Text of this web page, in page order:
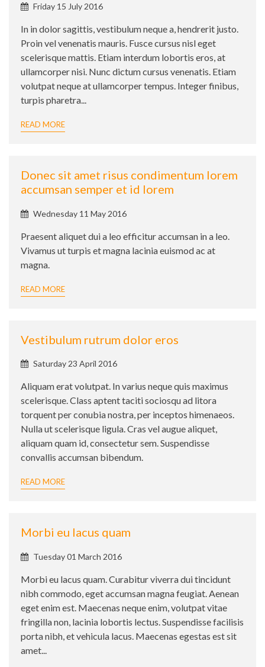
Published
Friday 15 July 2016
In in dolor sagittis, vestibulum neque a, hendrerit justo.
Proin vel venenatis mauris. Fusce cursus nisl eget
scelerisque mattis. Etiam interdum lobortis eros, at
ullamcorper nisi. Nunc dictum cursus venenatis. Etiam
volutpat neque at ullamcorper tempus. Integer finibus,
turpis pharetra...
READ MORE
Donec sit amet risus condimentum lorem
accumsan semper et id lorem
Published
Wednesday 11 May 2016
Praesent aliquet dui a leo efficitur accumsan in a leo.
Vivamus ut turpis et magna lacinia euismod ac at
magna.
READ MORE
Vestibulum rutrum dolor eros
Published
Saturday 23 April 2016
Aliquam erat volutpat. In varius neque quis maximus
scelerisque. Class aptent taciti sociosqu ad litora
torquent per conubia nostra, per inceptos himenaeos.
Nulla ut scelerisque ligula. Cras vel augue aliquet,
aliquam quam id, consectetur sem. Suspendisse
convallis accumsan bibendum.
READ MORE
Morbi eu lacus quam
Published
Tuesday 01 March 2016
Morbi eu lacus quam. Curabitur viverra dui tincidunt
nibh commodo, eget accumsan magna feugiat. Aenean
eget enim est. Maecenas neque enim, volutpat vitae
fringilla non, lacinia lobortis lectus. Suspendisse facilisis
porta nibh, et vehicula lacus. Maecenas egestas est sit
amet...